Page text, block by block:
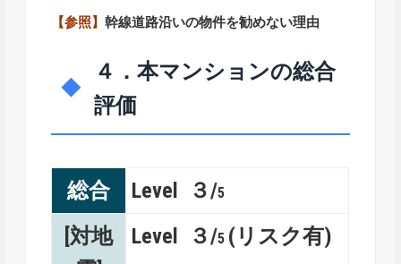
【参照】幹線道路沿いの物件を勧めない理由
４．本マンションの総合
評価
総合 Level ３/5
[対地
Level ３/5 (リスク有)